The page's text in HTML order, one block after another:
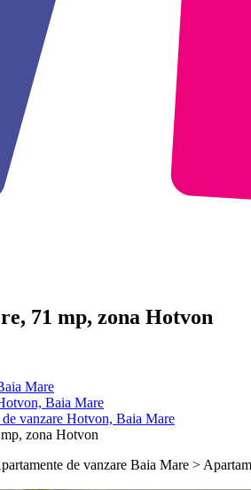
71 mp, zona Hotvon
Mare
Baia Mare
vanzare Hotvon, Baia Mare
zona Hotvon
de vanzare Baia Mare >